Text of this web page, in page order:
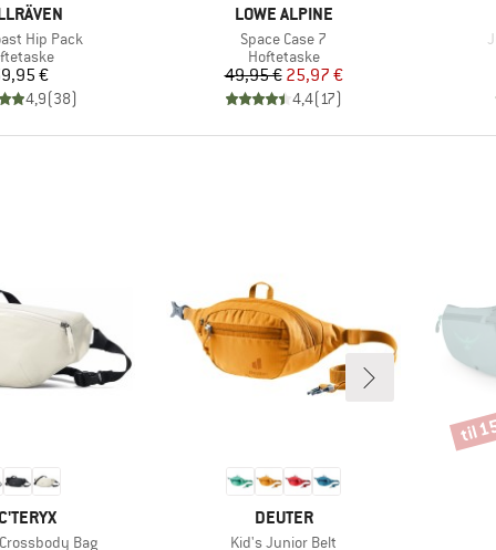
Hip Pack
Pris€
4,9(38)
MÆRKE
LOWE ALPINE
Artikel
Space Case 7
Produktgruppe
Hoftetaske
Pris
49,95 €Nedsat pris
25,97 €
4,4(17)
Bag
MÆRKE
DEUTER
Artikel
Kid's Junior Belt
Rabat
til